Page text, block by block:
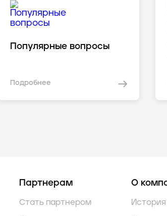
Популярные вопросы
Подробнее
Партнерам
Стать партнером
О